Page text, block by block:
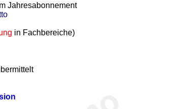
Jahresabonnement
in Fachbereiche)